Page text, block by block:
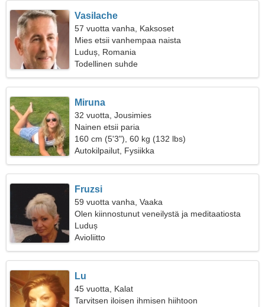
Vasilache
57 vuotta vanha, Kaksoset
Mies etsii vanhempaa naista
Luduș, Romania
Todellinen suhde
Miruna
32 vuotta, Jousimies
Nainen etsii paria
160 cm (5'3"), 60 kg (132 lbs)
Autokilpailut, Fysiikka
Fruzsi
59 vuotta vanha, Vaaka
Olen kiinnostunut veneilystä ja meditaatiosta
Luduș
Avioliitto
Lu
45 vuotta, Kalat
Tarvitsen iloisen ihmisen hiihtoon